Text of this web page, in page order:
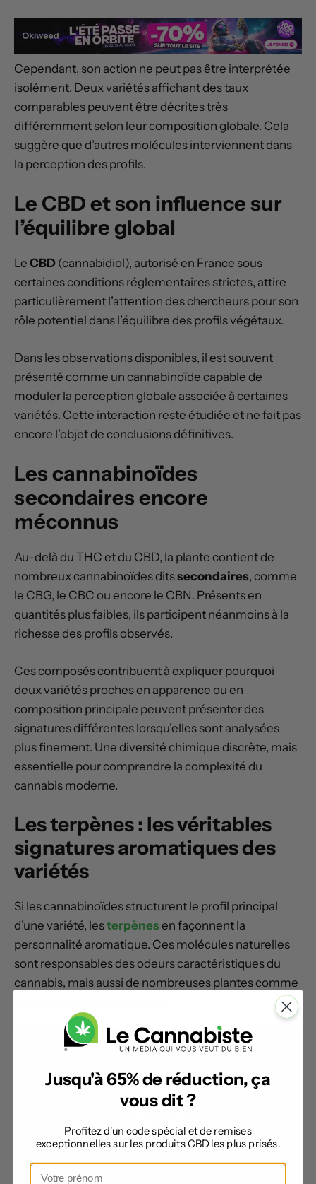
Cependant, son action ne peut pas être interprétée
isolément. Deux variétés affichant des taux
comparables peuvent être décrites très
différemment selon leur composition globale. Cela
suggère que d’autres molécules interviennent dans
la perception des profils.
Le CBD et son influence sur
l’équilibre global
Le CBD (cannabidiol), autorisé en France sous
certaines conditions réglementaires strictes, attire
particulièrement l’attention des chercheurs pour son
rôle potentiel dans l’équilibre des profils végétaux.
Dans les observations disponibles, il est souvent
présenté comme un cannabinoïde capable de
moduler la perception globale associée à certaines
variétés. Cette interaction reste étudiée et ne fait pas
encore l’objet de conclusions définitives.
Les cannabinoïdes
secondaires encore
méconnus
Au-delà du THC et du CBD, la plante contient de
nombreux cannabinoïdes ditssecondaires, comme
le CBG, le CBC ou encore le CBN. Présents en
quantités plus faibles, ils participent néanmoins à la
richesse des profils observés.
Ces composés contribuent à expliquer pourquoi
deux variétés proches en apparence ou en
composition principale peuvent présenter des
signatures différentes lorsqu’elles sont analysées
plus finement. Une diversité chimique discrète, mais
essentielle pour comprendre la complexité du
cannabis moderne.
Les terpènes : les véritables
signatures aromatiques des
variétés
Si les cannabinoïdes structurent le profil principal
d’une variété, lesterpènes en façonnent la
personnalité aromatique. Ces molécules naturelles
sont responsables des odeurs caractéristiques du
cannabis, mais aussi de nombreuses plantes comme
Jusqu'à 65% de réduction, ça
vous dit ?
Profitez d'un code spécial et de remises
exceptionnelles sur les produits CBD les plus prisés.